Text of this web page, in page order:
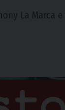
La Marca